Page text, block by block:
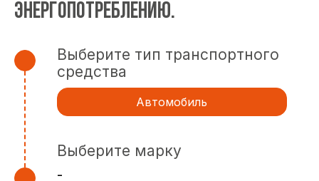
энергопотреблению.
Выберите тип транспортного
средства
Автомобиль
Выберите марку